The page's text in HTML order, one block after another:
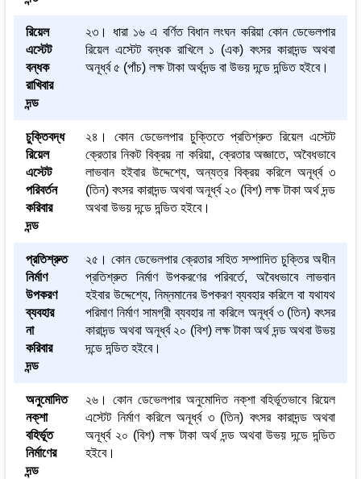
রিয়েল
এস্টেট
বন্ধক
রাখিবার
দন্ড
২৩। ধারা ১৬ এ বর্ণিত বিধান লংঘন করিয়া কোন ডেভেলপার
রিয়েল এস্টেট বন্ধক রাখিলে ১ (এক) বৎসর কারাদন্ড অথবা
অনূর্ধ্ব ৫ (পাঁচ) লক্ষ টাকা অর্থদন্ড বা উভয় দন্ডে দন্ডিত হইবে।
চুক্তিবদ্ধ
রিয়েল
এস্টেট
পরিবর্তন
করিবার
দন্ড
২৪। কোন ডেভেলপার চুক্তিতে প্রতিশ্রুত রিয়েল এস্টেট
ক্রেতার নিকট বিক্রয় না করিয়া, ক্রেতার অজ্ঞাতে, অবৈধভাবে
লাভবান হইবার উদ্দেশ্যে, অন্যত্র বিক্রয় করিলে অনূর্ধ্ব ৩
(তিন) বৎসর কারাদন্ড অথবা অনূর্ধ্ব ২০ (বিশ) লক্ষ টাকা অর্থ দন্ড
অথবা উভয় দন্ডে দন্ডিত হইবে।
প্রতিশ্রুত
নির্মাণ
উপকরণ
ব্যবহার
না
করিবার
দন্ড
২৫। কোন ডেভেলপার ক্রেতার সহিত সম্পাদিত চুক্তির অধীন
প্রতিশ্রুত নির্মাণ উপকরণের পরিবর্তে, অবৈধভাবে লাভবান
হইবার উদ্দেশ্যে, নিম্নমানের উপকরণ ব্যবহার করিলে বা যথাযথ
পরিমাণ নির্মাণ সামগ্রী ব্যবহার না করিলে অনূর্ধ্ব ৩ (তিন) বৎসর
কারাদন্ড অথবা অনূর্ধ্ব ২০ (বিশ) লক্ষ টাকা অর্থ দন্ড অথবা উভয়
দন্ডে দন্ডিত হইবে।
অনুমোদিত
নক্‌শা
বহির্ভূত
নির্মাণের
দন্ড
২৬। কোন ডেভেলপার অনুমোদিত নক্‌শা বহির্ভূতভাবে রিয়েল
এস্টেট নির্মাণ করিলে অনূর্ধ্ব ৩ (তিন) বৎসর কারাদন্ড অথবা
অনূর্ধ্ব ২০ (বিশ) লক্ষ টাকা অর্থ দন্ড অথবা উভয় দন্ডে দন্ডিত
হইবে।